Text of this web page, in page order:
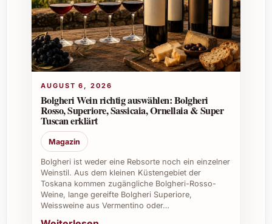
Ist der Wein vegan?
Ja, der Bass Phillip Premium Pinot Noir
2021 wird ohne tierische Hilfsmittel
abgefüllt und ist somit für Veganer
geeignet.
Wo kann man den Bass Phillip Premium Pinot Noir
2021 kaufen?
Er ist in ausgewählten Fachgeschäften,
Online-Shops sowie in gehobenen
AUGUST 6, 2026
Bolgheri Wein richtig auswählen: Bolgheri
Rosso, Superiore, Sassicaia, Ornellaia & Super
Tuscan erklärt
Magazin
Bolgheri ist weder eine Rebsorte noch ein einzelner
Weinstil. Aus dem kleinen Küstengebiet der
Toskana kommen zugängliche Bolgheri-Rosso-
Weine, lange gereifte Bolgheri Superiore,
Weissweine aus Vermentino oder…